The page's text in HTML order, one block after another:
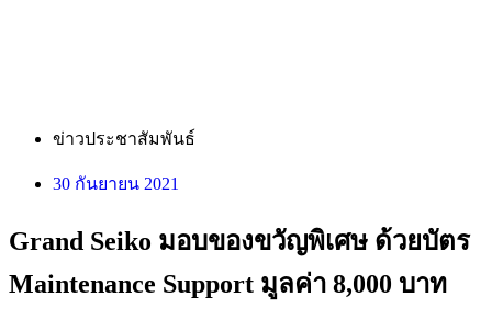
ข่าวประชาสัมพันธ์
30 กันยายน 2021
Grand Seiko มอบของขวัญพิเศษ ด้วยบัตร
Maintenance Support มูลค่า 8,000 บาท